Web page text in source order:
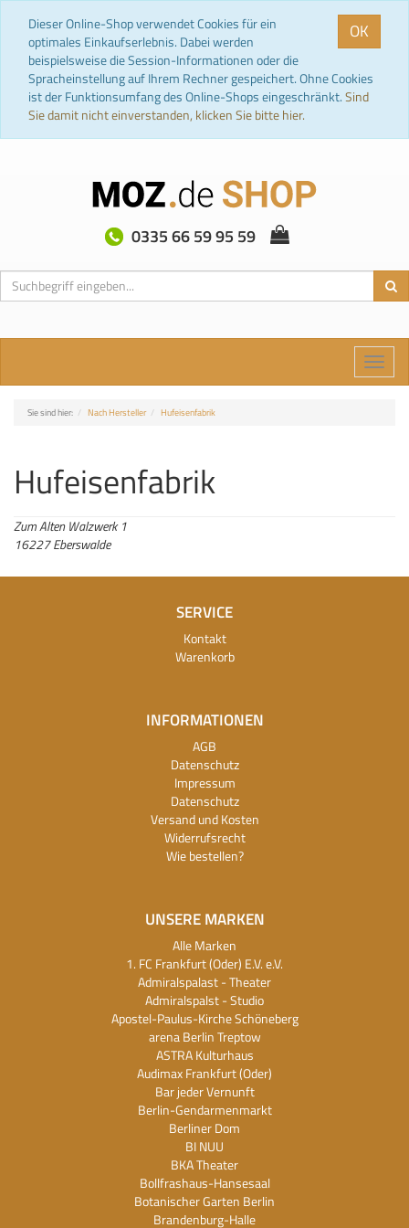
OK
Dieser Online-Shop verwendet Cookies für ein
optimales Einkaufserlebnis. Dabei werden
beispielsweise die Session-Informationen oder die
Spracheinstellung auf Ihrem Rechner gespeichert. Ohne Cookies
ist der Funktionsumfang des Online-Shops eingeschränkt.Sind
Sie damit nicht einverstanden, klicken Sie bitte hier.
0335 66 59 95 59
Toggle
Sie sind hier: Nach Hersteller Hufeisenfabrik
Hufeisenfabrik
Zum Alten Walzwerk 1
16227 Eberswalde
SERVICE
Kontakt
Warenkorb
INFORMATIONEN
AGB
Datenschutz
Impressum
Datenschutz
Versand und Kosten
Widerrufsrecht
Wie bestellen?
UNSERE MARKEN
Alle Marken
1. FC Frankfurt (Oder) E.V. e.V.
Admiralspalast - Theater
Admiralspalst - Studio
Apostel-Paulus-Kirche Schöneberg
arena Berlin Treptow
ASTRA Kulturhaus
Audimax Frankfurt (Oder)
Bar jeder Vernunft
Berlin-Gendarmenmarkt
Berliner Dom
BI NUU
BKA Theater
Bollfrashaus-Hansesaal
Botanischer Garten Berlin
Brandenburg-Halle